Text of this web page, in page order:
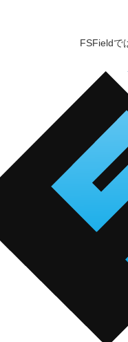
FSFieldで